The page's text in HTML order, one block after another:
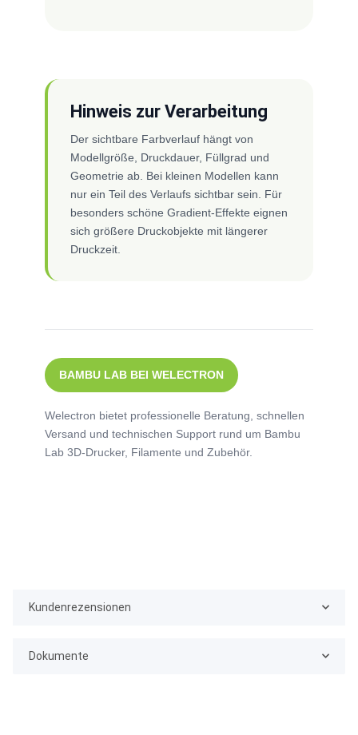
Hinweis zur Verarbeitung
Der sichtbare Farbverlauf hängt von
Modellgröße, Druckdauer, Füllgrad und
Geometrie ab. Bei kleinen Modellen kann
nur ein Teil des Verlaufs sichtbar sein. Für
besonders schöne Gradient-Effekte eignen
sich größere Druckobjekte mit längerer
Druckzeit.
BAMBU LAB BEI WELECTRON
Welectron bietet professionelle Beratung, schnellen
Versand und technischen Support rund um Bambu
Lab 3D-Drucker, Filamente und Zubehör.
Kundenrezensionen
Dokumente